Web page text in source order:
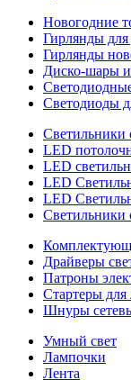
Новогодние
Гирлянды
Гирлянды
Диско-шары
Светодиоды
Светильники
LED
LED
LED
LED
Драйверы
Патроны
Стартеры
Шнуры
Умный свет
Лампочки
Лента